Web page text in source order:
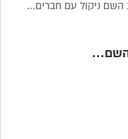
ניקול עם חברים...
השם...